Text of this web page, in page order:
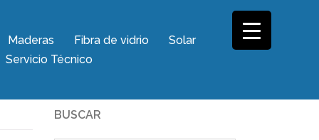
Maderas Fibra de vidrio
Solar
Servicio Técnico
BUSCAR